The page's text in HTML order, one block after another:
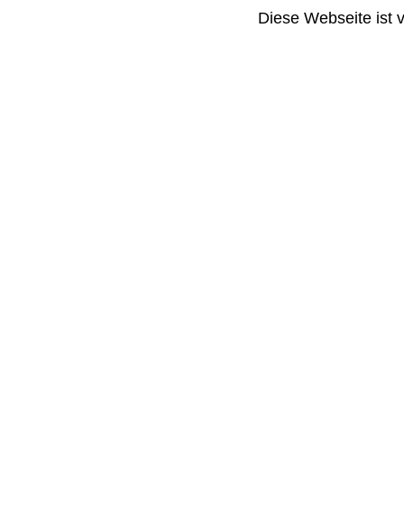
Diese Webseite ist